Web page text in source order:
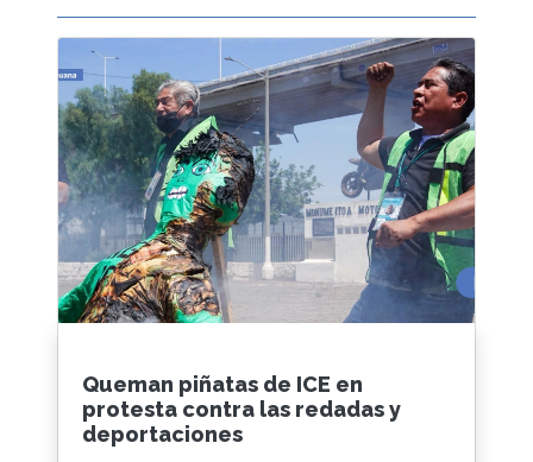
Queman piñatas de ICE en
protesta contra las redadas y
deportaciones